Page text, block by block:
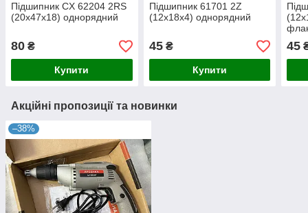
Підшипник CX 62204 2RS
(20x47x18) однорядний
80 ₴
Купити
Підшипник 61701 2Z
(12x18x4) однорядний
45₴
Купити
45
Акційні пропозиції та новинки
–38%